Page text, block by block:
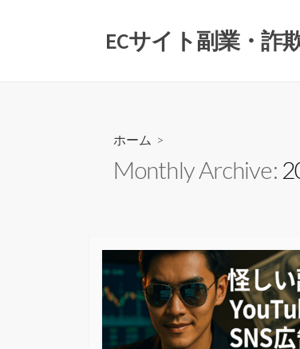
ECサイト副業・詐
ホーム >
Monthly Archive: